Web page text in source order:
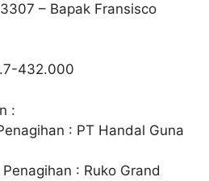
– Bapak Fransisco
432.000
:
: PT Handal Guna
: Ruko Grand